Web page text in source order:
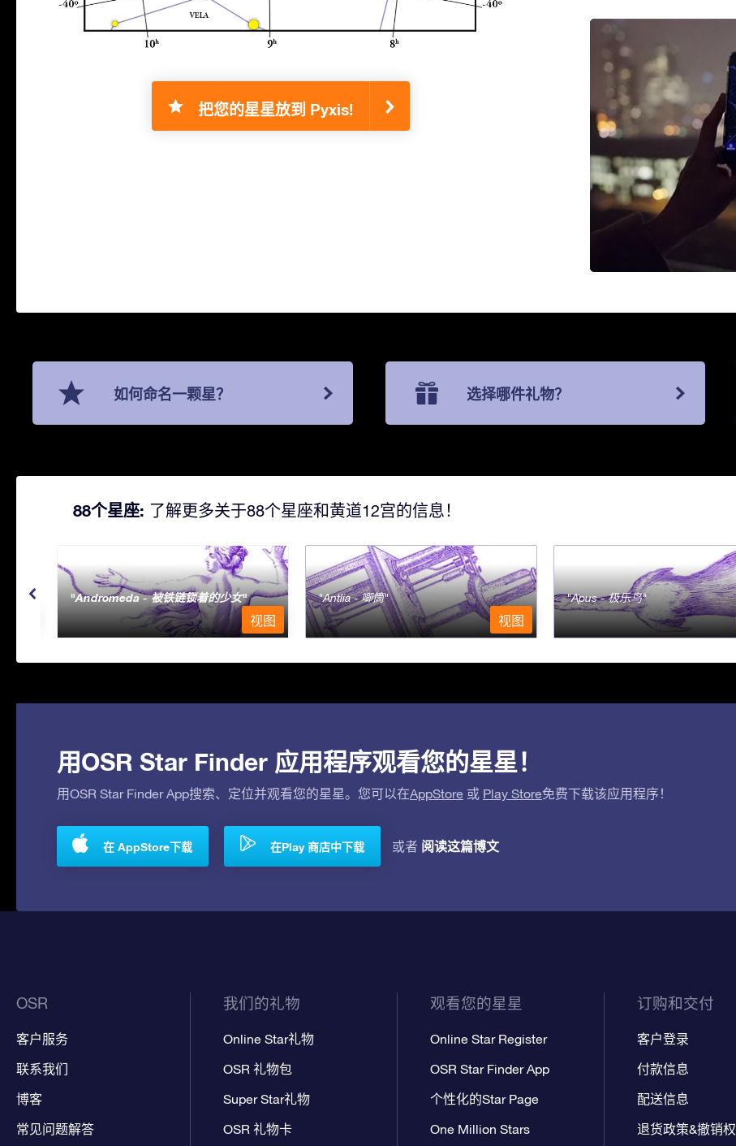
把您的星星放到 Pyxis!
如何命名一颗星？ 选择哪件礼物？
88个星座: 了解更多关于88个星座和黄道12宫的信息！
Andromeda - 被铁链锁着的少女
视图
Antlia - 唧筒
视图
Apus - 极乐鸟
用OSR Star Finder 应用程序观看您的星星！
用OSR Star Finder App搜索、定位并观看您的星星。您可以在AppStore 或 Play Store免费下载该应用程序！
在 AppStore下载 在Play 商店中下载 或者 阅读这篇博文
OSR
客户服务
联系我们
博客
常见问题解答
我们的礼物
Online Star礼物
OSR 礼物包
Super Star礼物
OSR 礼物卡
观看您的星星
Online Star Register
OSR Star Finder App
个性化的Star Page
One Million Stars
订购和交付
客户登录
付款信息
配送信息
退货政策&撤销权